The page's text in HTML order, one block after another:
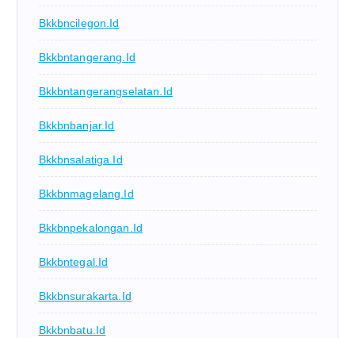
Bkkbncilegon.id
Bkkbntangerang.id
Bkkbntangerangselatan.id
Bkkbnbanjar.id
Bkkbnsalatiga.id
Bkkbnmagelang.id
Bkkbnpekalongan.id
Bkkbntegal.id
Bkkbnsurakarta.id
Bkkbnbatu.id